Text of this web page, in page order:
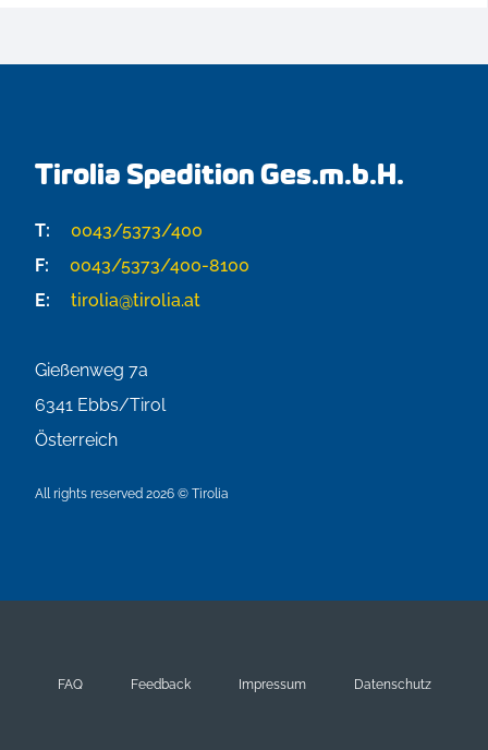
Tirolia Spedition Ges.m.b.H.
T:
0043/5373/400
F:
0043/5373/400-8100
E:
tirolia@tirolia.at
Gießenweg 7a
6341 Ebbs/Tirol
Österreich
All rights reserved 2026 © Tirolia
FAQ Feedback Impressum Datenschutz